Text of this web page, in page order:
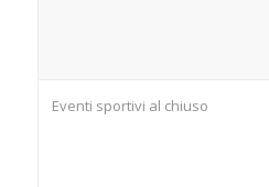
Eventi sportivi al chiuso